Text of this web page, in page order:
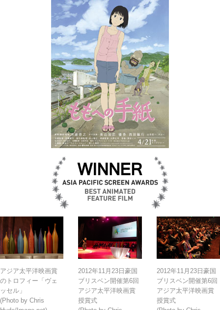
アジア太平洋映画賞
のトロフィー「ヴェ
ッセル」
(Photo by Chris
2012年11月23日豪国
ブリスベン開催第6回
アジア太平洋映画賞
授賞式
2012年11月23日豪国
ブリスベン開催第6回
アジア太平洋映画賞
授賞式